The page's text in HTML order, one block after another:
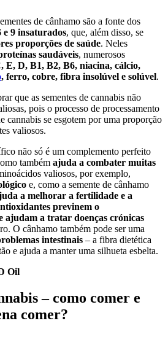
de cânhamo são a fonte dos
e 9 insaturados, que, além disso, se
proporções de saúde. Neles
saudáveis, numerosos
E, D, B1, B2, B6, niacina, cálcio,
, ferro, cobre, fibra insolúvel e solúvel.
que as sementes de cannabis não
pois o processo de processamento
cannabis se esgotem por uma proporção
valiosos.
não só é um complemento perfeito
também ajuda a combater muitas
valiosos, por exemplo,
e, como a semente de cânhamo
a melhorar a fertilidade e a
previnem o
ajudam a tratar doenças crónicas
O cânhamo também pode ser uma
intestinais – a fibra dietética
e ajuda a manter uma silhueta esbelta.
Oil
– como comer e
comer?